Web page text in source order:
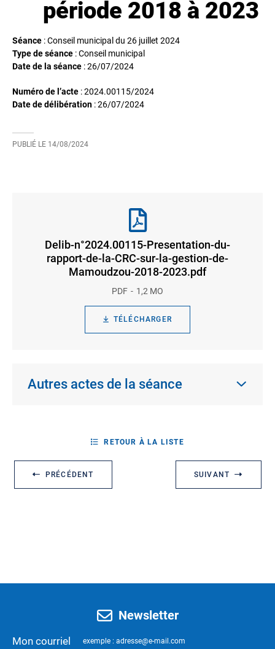
période 2018 à 2023
Séance : Conseil municipal du 26 juillet 2024
Type de séance : Conseil municipal
Date de la séance :26/07/2024
Numéro de l’acte : 2024.00115/2024
Date de délibération :26/07/2024
PUBLIÉ LE 14/08/2024
Delib-n°2024.00115-Presentation-du-
rapport-de-la-CRC-sur-la-gestion-de-
Mamoudzou-2018-2023.pdf
PDF 1,2 MO
TÉLÉCHARGER
Autres actes de la séance
PRÉCÉDENT
RETOUR À LA LISTE
SUIVANT
Newsletter
Mon courriel